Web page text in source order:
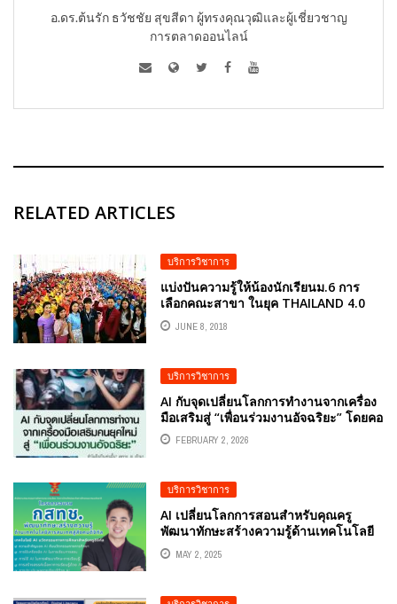
อ.ดร.ต้นรัก ธวัชชัย สุขสีดา ผู้ทรงคุณวุฒิและผู้เชี่ยวชาญ
การตลาดออนไลน์
RELATED ARTICLES
บริการวิชาการ
แบ่งปันความรู้ให้น้องนักเรียนม.6 การ
เลือกคณะสาขา ในยุค THAILAND 4.0
JUNE 8, 2018
บริการวิชาการ
AI กับจุดเปลี่ยนโลกการทำงานจากเครื่อง
มือเสริมสู่ “เพื่อนร่วมงานอัจฉริยะ” โดยคอ
ลัมนีสต์ อ.ดร.ต้นรัก ธวัชชัย สุขสีดา
วิทยากรและอาจารย์สอนผู้เชี่ยวชาญด้าน
FEBRUARY 2, 2026
บริการวิชาการ
AI เปลี่ยนโลกการสอนสำหรับคุณครู
พัฒนาทักษะสร้างความรู้ด้านเทคโนโลยี
สารสนเทศสู่สังคมดิจิทัลกับ กสทช
วิทยากร อ.ดร.ต้นรัก ธวัชชัย สุขสีดา
MAY 2, 2025